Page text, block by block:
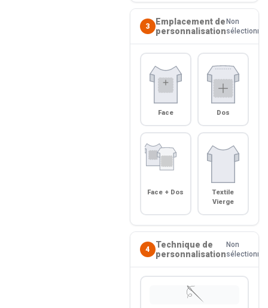
3
Emplacement de
personnalisation
Non
sélectionné
Face Dos
Face + Dos
Textile
Vierge
4
Technique de
personnalisation
Non
sélectionné
🪡